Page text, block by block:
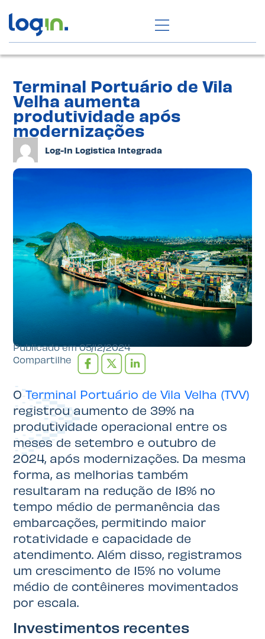
Terminal Portuário de Vila
Velha aumenta
produtividade após
modernizações
Log-In Logistica Integrada
Publicado em 05/12/2024
Compartilhe
OTerminal Portuário de Vila Velha (TVV)
registrou aumento de 39% na
produtividade operacional entre os
meses de setembro e outubro de
2024, após modernizações. Da mesma
forma, as melhorias também
resultaram na redução de 18% no
tempo médio de permanência das
embarcações, permitindo maior
rotatividade e capacidade de
atendimento. Além disso, registramos
um crescimento de 15% no volume
médio de contêineres movimentados
por escala.
Investimentos recentes